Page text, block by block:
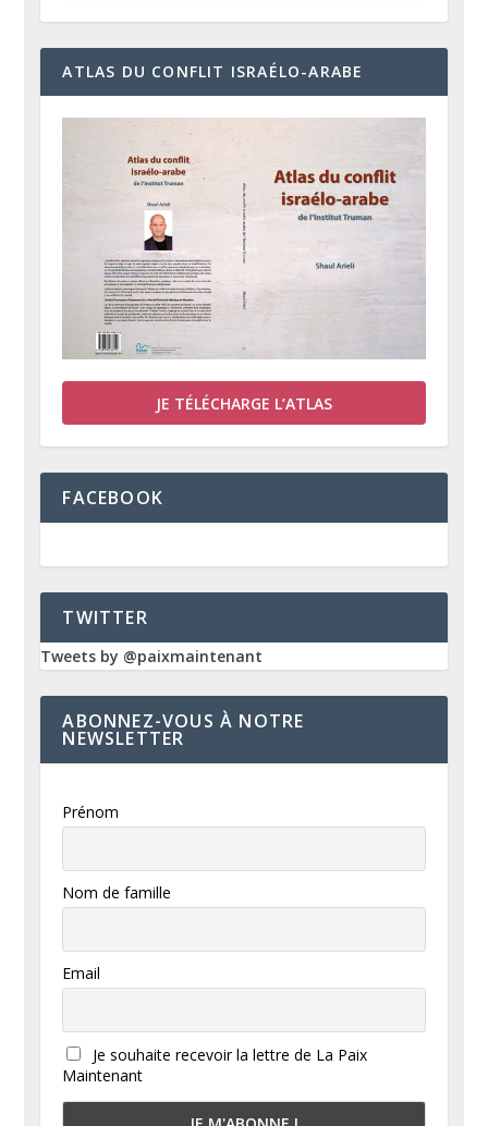
ATLAS DU CONFLIT ISRAÉLO-ARABE
JE TÉLÉCHARGE L’ATLAS
FACEBOOK
TWITTER
Tweets by @paixmaintenant
ABONNEZ-VOUS À NOTRE
NEWSLETTER
Prénom
Nom de famille
Email
Je souhaite recevoir la lettre de La Paix
Maintenant